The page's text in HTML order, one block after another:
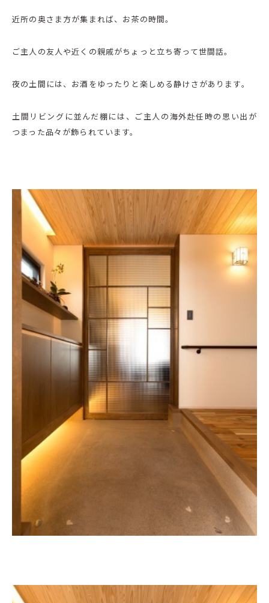
近所の奥さま方が集まれば、お茶の時間。
ご主人の友人や近くの親戚がちょっと立ち寄って世間話。
夜の土間には、お酒をゆったりと楽しめる静けさがあります。
土間リビングに並んだ棚には、ご主人の海外赴任時の思い出が
つまった品々が飾られています。